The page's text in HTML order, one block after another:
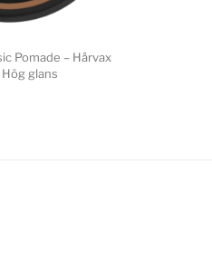
Pomade – Hårvax
glans